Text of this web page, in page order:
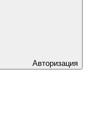
Авторизация